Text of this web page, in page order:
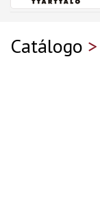
Catálogo